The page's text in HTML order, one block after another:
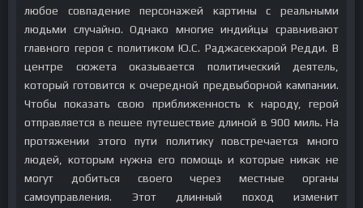
любое совпадение персонажей картины с реальными
людьми случайно. Однако многие индийцы сравнивают
главного героя с политиком Ю.С. Раджасекхарой Редди. В
центре сюжета оказывается политический деятель,
который готовится к очередной предвыборной кампании.
Чтобы показать свою приближенность к народу, герой
отправляется в пешее путешествие длиной в 900 миль. На
протяжении этого пути политику повстречается много
людей, которым нужна его помощь и которые никак не
могут добиться своего через местные органы
самоуправления. Этот длинный поход изменит